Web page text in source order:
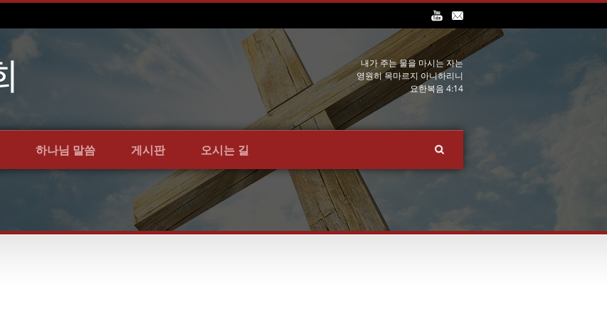
내가 주는 물을 마시는 자는
영원히 목마르지 아니하리니
요한복음 4:14
하나님 말씀 게시판 오시는 길